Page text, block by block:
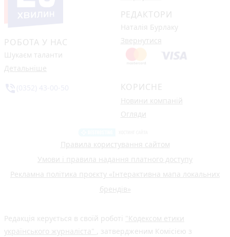
РОБОТА У НАС
Шукаєм таланти
Детальніше
РЕДАКТОРИ
Наталія Бурлаку
Звернутися
КОРИСНЕ
Новини компаній
Огляди
Правила користування сайтом
Умови і правила надання платного доступу
Рекламна політика проєкту «Інтерактивна мапа локальних
брендів»
Редакція керується в своїй роботі "Кодексом етики
українського журналіста" , затвердженим Комісією з